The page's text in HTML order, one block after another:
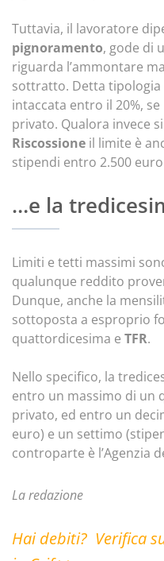
Tuttavia, il lavoratore
pignoramento, gode di
riguarda l’ammontare
sottratto. Detta
intaccata entro il 20%,
privato. Qualora invece
Riscossione il limite è
stipendi entro 2.500
…e la
Limiti e tetti massimi
qualunque reddito
Dunque, anche la
sottoposta a esproprio
quattordicesima e TFR.
Nello specifico, la
entro un massimo di un
privato, ed entro un
euro) e un settimo
controparte è l’Agenzia
La redazione
Hai debiti? Verifica